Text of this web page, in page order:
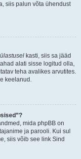
siis palun võta ühendust
kasti, siis sa jääd
alati sisse logitud olla,
teha avalikes arvutites.
keelanud.
mida phpBB on
ja parooli. Kui sul
siis võib see link Sind